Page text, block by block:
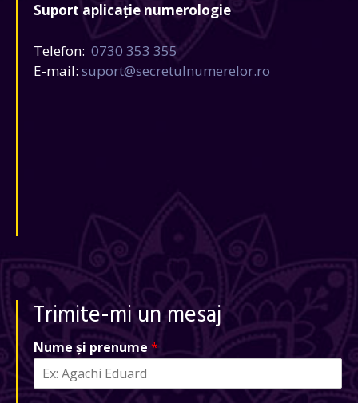
Suport aplicație numerologie
Telefon: 0730 353 355
E-mail: suport@secretulnumerelor.ro
Trimite-mi un mesaj
Nume și prenume *